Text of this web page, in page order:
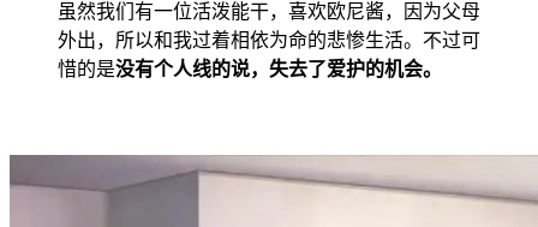
虽然我们有一位活泼能干，喜欢欧尼酱，因为父母
外出，所以和我过着相依为命的悲惨生活。不过可
惜的是没有个人线的说，失去了爱护的机会。